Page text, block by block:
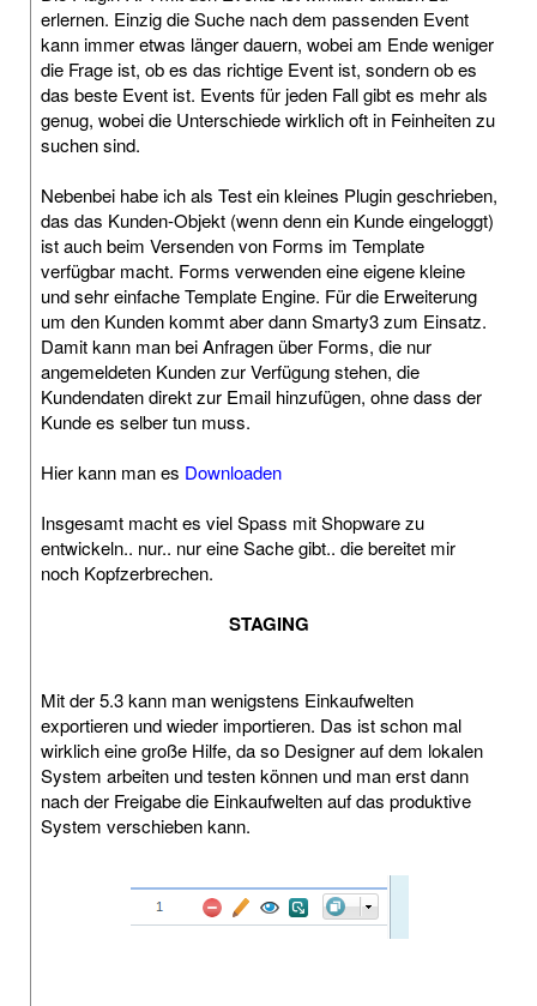
erlernen. Einzig die Suche nach dem passenden Event
kann immer etwas länger dauern, wobei am Ende weniger
die Frage ist, ob es das richtige Event ist, sondern ob es
das beste Event ist. Events für jeden Fall gibt es mehr als
genug, wobei die Unterschiede wirklich oft in Feinheiten zu
suchen sind.
Nebenbei habe ich als Test ein kleines Plugin geschrieben,
das das Kunden-Objekt (wenn denn ein Kunde eingeloggt)
ist auch beim Versenden von Forms im Template
verfügbar macht. Forms verwenden eine eigene kleine
und sehr einfache Template Engine. Für die Erweiterung
um den Kunden kommt aber dann Smarty3 zum Einsatz.
Damit kann man bei Anfragen über Forms, die nur
angemeldeten Kunden zur Verfügung stehen, die
Kundendaten direkt zur Email hinzufügen, ohne dass der
Kunde es selber tun muss.
Hier kann man es Downloaden
Insgesamt macht es viel Spass mit Shopware zu
entwickeln.. nur.. nur eine Sache gibt.. die bereitet mir
noch Kopfzerbrechen.
STAGING
Mit der 5.3 kann man wenigstens Einkaufwelten
exportieren und wieder importieren. Das ist schon mal
wirklich eine große Hilfe, da so Designer auf dem lokalen
System arbeiten und testen können und man erst dann
nach der Freigabe die Einkaufwelten auf das produktive
System verschieben kann.